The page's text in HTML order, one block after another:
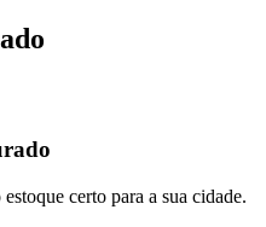
certo para a sua cidade.